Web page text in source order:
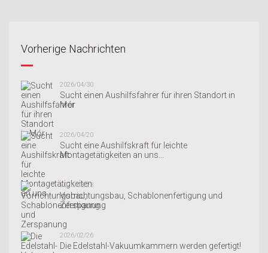
Vorherige Nachrichten
2026/04/30
Sucht einen Aushilfsfahrer für ihren Standort in
Mór
2026/04/20
Sucht eine Aushilfskraft für leichte
Montagetätigkeiten an uns...
2026/03/23
Vorrichtungsbau, Schablonenfertigung und
Zerspanung
2026/02/26
Die Edelstahl-Vakuumkammern werden gefertigt!